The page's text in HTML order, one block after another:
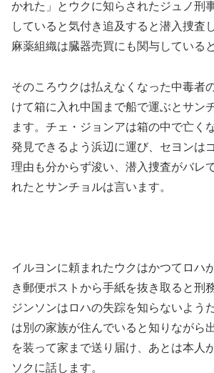
かれた」とウクに知らされたジュノ刑
していると気付き追及すると潜入捜査
麻薬組織は臓器売買にも関与している
そのころウクは払えなくなった中毒者
けて箱に入れ中国まで船で運ぶとサン
ます。チェ・ジョンアは箱の中で亡く
発見できるよう浜辺に運び、セヨンは
理由も分からず浚い、潜入捜査がバレ
れたとサンチョルは言います。
イルヨンに頼まれたウクはかつてロハ
き郵便ポストから手紙を抜き取ると刑
ジンソンはロハの失踪を知らないよう
は別の家族が住んでいると知りながら
を装って家まで送り届け、あとは本人
ソクに話します。